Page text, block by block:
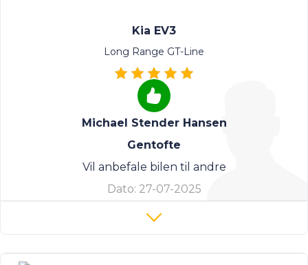
Kia EV3
Long Range GT-Line
Michael Stender Hansen
Gentofte
Vil anbefale bilen til andre
Dato: 27-07-2025